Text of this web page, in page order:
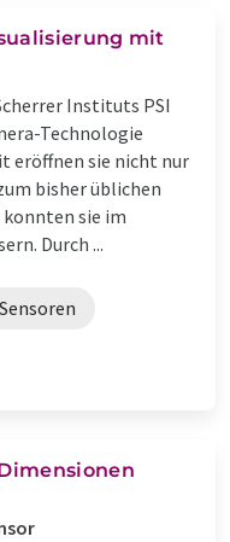
mit
Instituts PSI
Technologie
eröffnen sie nicht nur
bisher üblichen
konnten sie im
Durch ...
Sensoren